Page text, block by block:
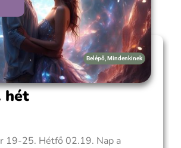
Belépő Mindenkinek
hét
19-25. Hétfő 02.19. Nap a